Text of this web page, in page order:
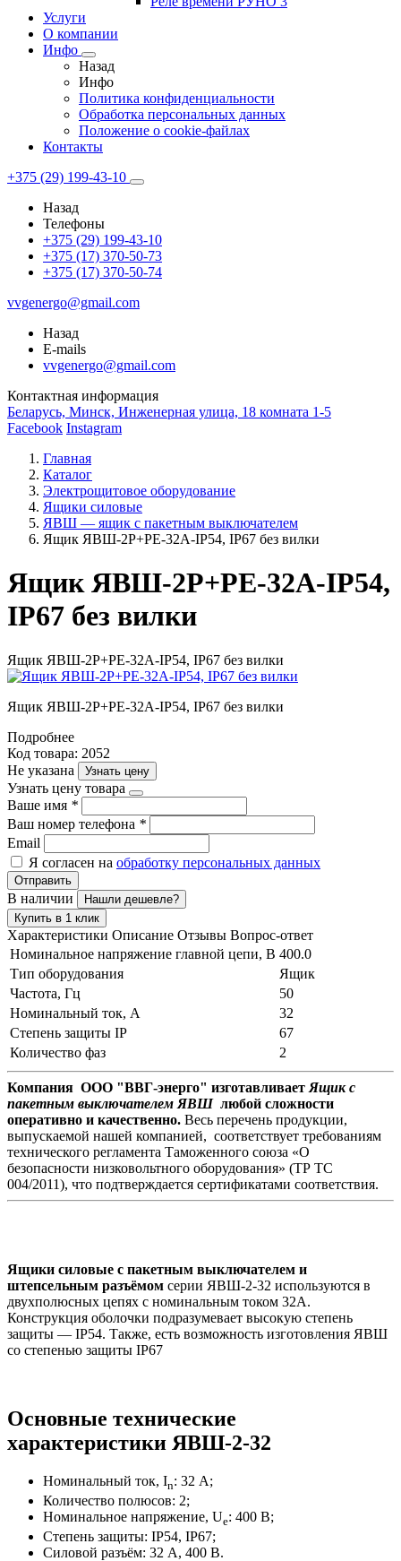
Услуги
О компании
Инфо
Назад
Инфо
Политика конфиденциальности
Обработка персональных данных
Положение о cookie-файлах
Контакты
+375 (29) 199-43-10
Назад
Телефоны
+375 (29) 199-43-10
+375 (17) 370-50-73
+375 (17) 370-50-74
vvgenergo@gmail.com
Назад
E-mails
vvgenergo@gmail.com
Контактная информация
Беларусь, Минск, Инженерная улица, 18 комната 1-5
Facebook Instagram
Главная
Каталог
Электрощитовое оборудование
Ящики силовые
ЯВШ — ящик с пакетным выключателем
Ящик ЯВШ-2P+PE-32А-IP54, IP67 без вилки
Ящик ЯВШ-2P+PE-32А-IP54,
IP67 без вилки
Ящик ЯВШ-2P+PE-32А-IP54, IP67 без вилки
Ящик ЯВШ-2P+PE-32А-IP54, IP67 без вилки
Подробнее
Код товара: 2052
Не указана
Узнать цену
Узнать цену товара
Ваше имя *
Ваш номер телефона *
Email
Я согласен на обработку персональных данных
Отправить
В наличии
Нашли дешевле?
Купить в 1 клик
Характеристики Описание Отзывы Вопрос-ответ
Номинальное напряжение главной цепи, В 400.0
Тип оборудования
Ящик
Частота, Гц
50
Номинальный ток, А
32
Степень защиты IP
67
Количество фаз
2
Компания ООО "ВВГ-энерго" изготавливает Ящик с
пакетным выключателем ЯВШ любой сложности
оперативно и качественно. Весь перечень продукции,
выпускаемой нашей компанией, соответствует требованиям
технического регламента Таможенного союза «О
безопасности низковольтного оборудования» (ТР ТС
004/2011), что подтверждается сертификатами соответствия.
Ящики силовые с пакетным выключателем и
штепсельным разъёмом серии ЯВШ-2-32 используются в
двухполюсных цепях с номинальным током 32А.
Конструкция оболочки подразумевает высокую степень
защиты — IP54. Также, есть возможность изготовления ЯВШ
со степенью защиты IP67
Основные технические
характеристики ЯВШ-2-32
Номинальный ток, In: 32 А;
Количество полюсов: 2;
Номинальное напряжение, Ue: 400 В;
Степень защиты: IP54, IP67;
Силовой разъём: 32 А, 400 В.